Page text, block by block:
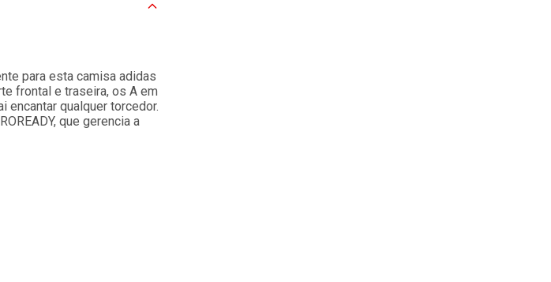
para esta camisa adidas
frontal e traseira, os A em
encantar qualquer torcedor.
que gerencia a